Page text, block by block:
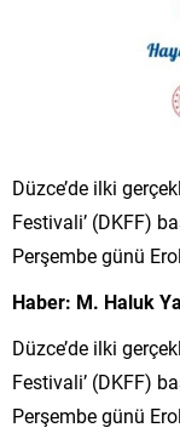
Düzce’de ilki
Festivali’ (DKFF)
Perşembe günü
Haber: M. Haluk
Düzce’de ilki
Festivali’ (DKFF)
Perşembe günü